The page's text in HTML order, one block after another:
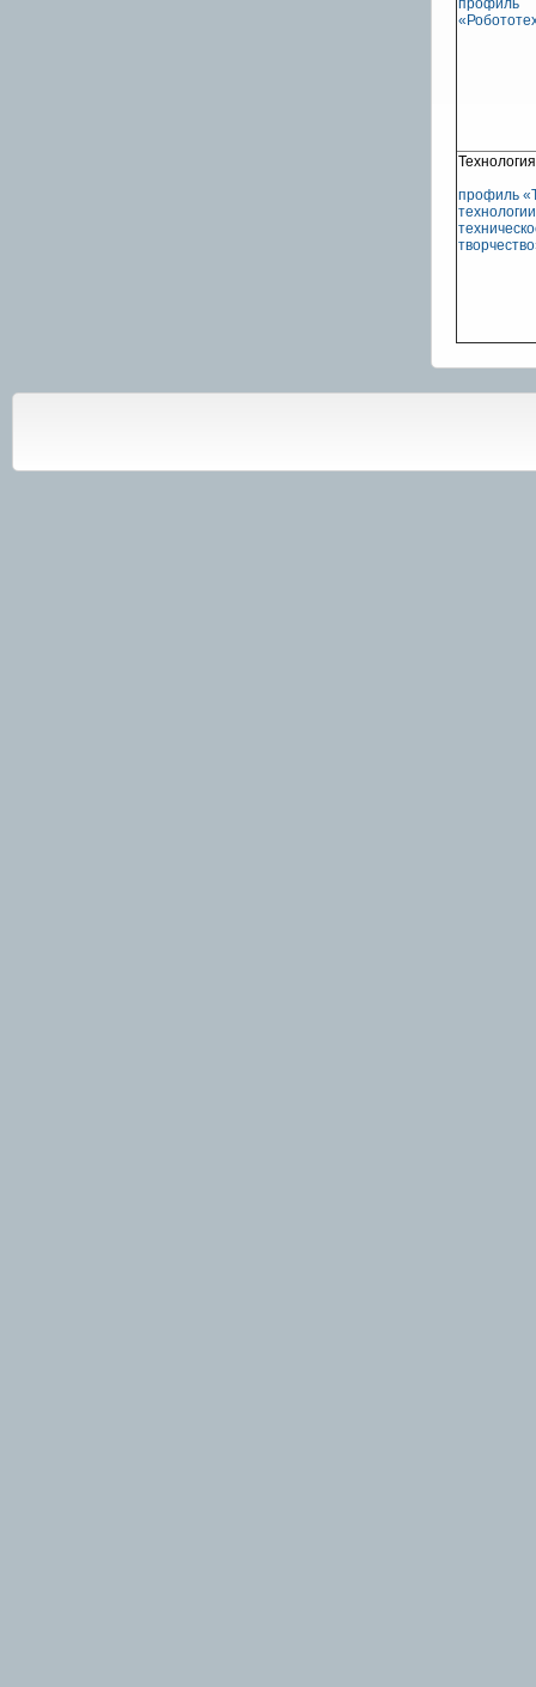
профиль
Технология
профиль